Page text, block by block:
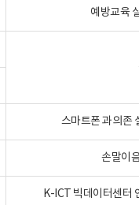
예방교육
스마트폰 과의존
손말이
K-ICT 빅데이터센터